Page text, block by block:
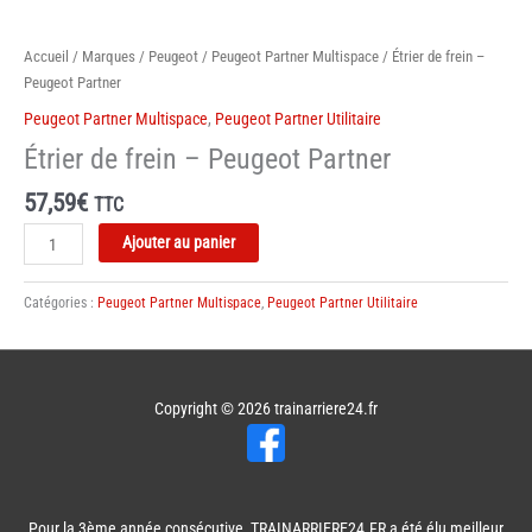
Accueil / Marques / Peugeot / Peugeot Partner Multispace / Étrier de frein –
Peugeot Partner
Peugeot Partner Multispace, Peugeot Partner Utilitaire
Étrier de frein – Peugeot Partner
57,59€ TTC
quantité
de
Étrier
de
Ajouter au panier
Catégories : Peugeot Partner Multispace, Peugeot Partner Utilitaire
Copyright © 2026trainarriere24.fr
Pour la 3ème année consécutive, TRAINARRIERE24.FR a été élu meilleur